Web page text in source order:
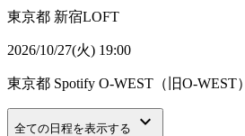
東京都 新宿LOFT
2026/10/27(火) 19:00
東京都 Spotify O-WEST（旧O-WEST）
全ての日程を表示する keyboard_arrow_down